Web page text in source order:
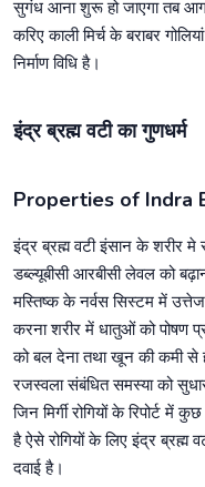
सुगंध आना शुरू हो जाएगा तब आग
करिए काली मिर्च के बराबर
निर्माण विधि है।
इंद्र ब्रह्म वटी का गुणधर्म
Properties of Indra
इंद्र ब्रह्म वटी इंसान के शरीर मे
डब्ल्यूबीसी आरबीसी लेवल को
मस्तिष्क के नर्वस सिस्टम में
करना शरीर में धातुओं को पोषण
को बल देना तथा खून की कमी से
रजस्वला संबंधित समस्या को
जिन मिर्गी रोगियों के रिपोर्ट में
है ऐसे रोगियों के लिए इंद्र
दवाई है।